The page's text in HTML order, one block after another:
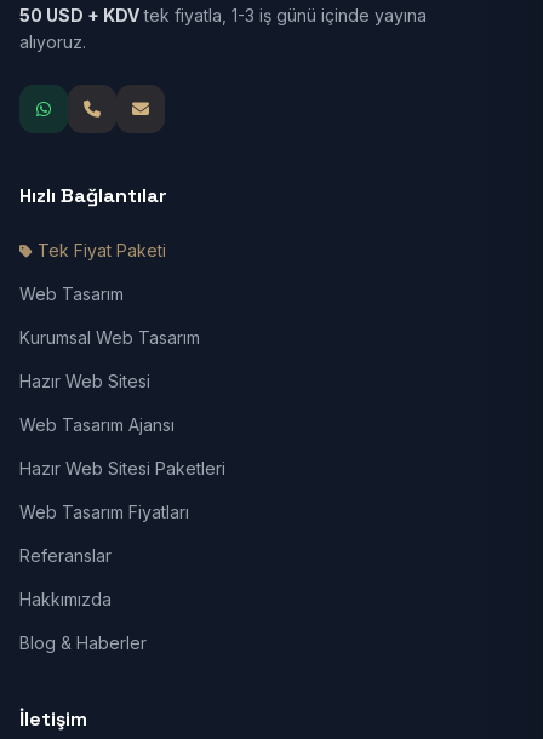
50 USD + KDVtek fiyatla, 1-3 iş günü içinde yayına
alıyoruz.
Hızlı Bağlantılar
Tek Fiyat Paketi
Web Tasarım
Kurumsal Web Tasarım
Hazır Web Sitesi
Web Tasarım Ajansı
Hazır Web Sitesi Paketleri
Web Tasarım Fiyatları
Referanslar
Hakkımızda
Blog & Haberler
İletişim